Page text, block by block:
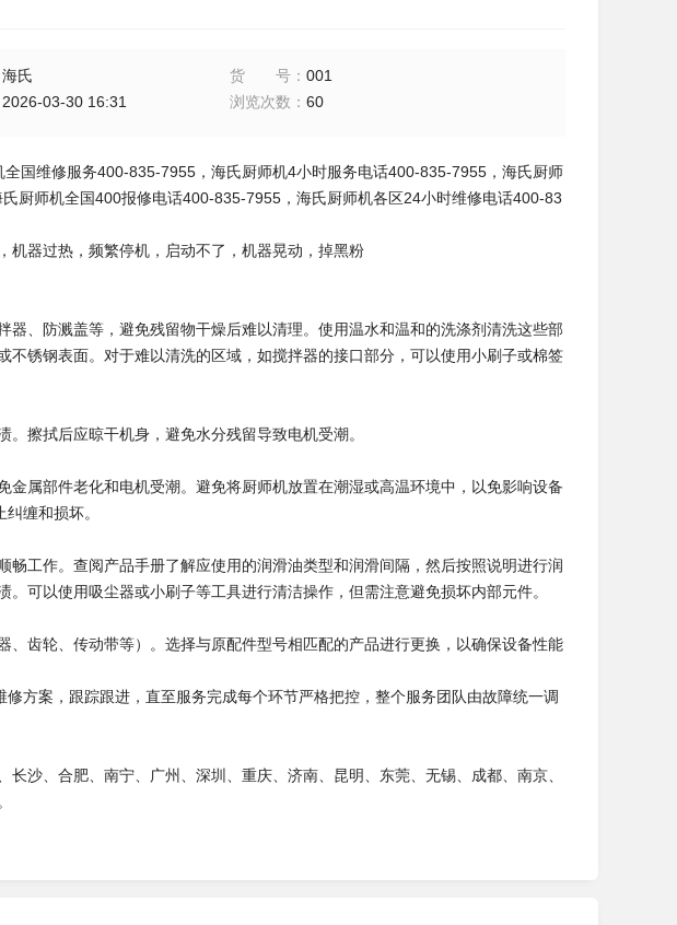
海氏 货号 ：001
2026-03-30 16:31 浏览次数 ：60
全国维修服务400-835-7955，海氏厨师机4小时服务电话400-835-7955，海氏厨师
厨师机全国400报修电话400-835-7955，海氏厨师机各区24小时维修电话400-83
机器过热，频繁停机，启动不了，机器晃动，掉黑粉
、防溅盖等，避免残留物干燥后难以清理。使用温水和温和的洗涤剂清洗这些部
锈钢表面。对于难以清洗的区域，如搅拌器的接口部分，可以使用小刷子或棉签
擦拭后应晾干机身，避免水分残留导致电机受潮。
属部件老化和电机受潮。避免将厨师机放置在潮湿或高温环境中，以免影响设备
缠和损坏。
畅工作。查阅产品手册了解应使用的润滑油类型和润滑间隔，然后按照说明进行润
可以使用吸尘器或小刷子等工具进行清洁操作，但需注意避免损坏内部元件。
齿轮、传动带等）。选择与原配件型号相匹配的产品进行更换，以确保设备性能
方案，跟踪跟进，直至服务完成每个环节严格把控，整个服务团队由故障统一调
沙、合肥、南宁、广州、深圳、重庆、济南、昆明、东莞、无锡、成都、南京、